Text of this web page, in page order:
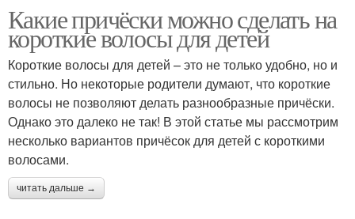
Какие причёски можно сделать на
короткие волосы для детей
Короткие волосы для детей – это не только удобно, но и
стильно. Но некоторые родители думают, что короткие
волосы не позволяют делать разнообразные причёски.
Однако это далеко не так! В этой статье мы рассмотрим
несколько вариантов причёсок для детей с короткими
волосами.
читать дальше →